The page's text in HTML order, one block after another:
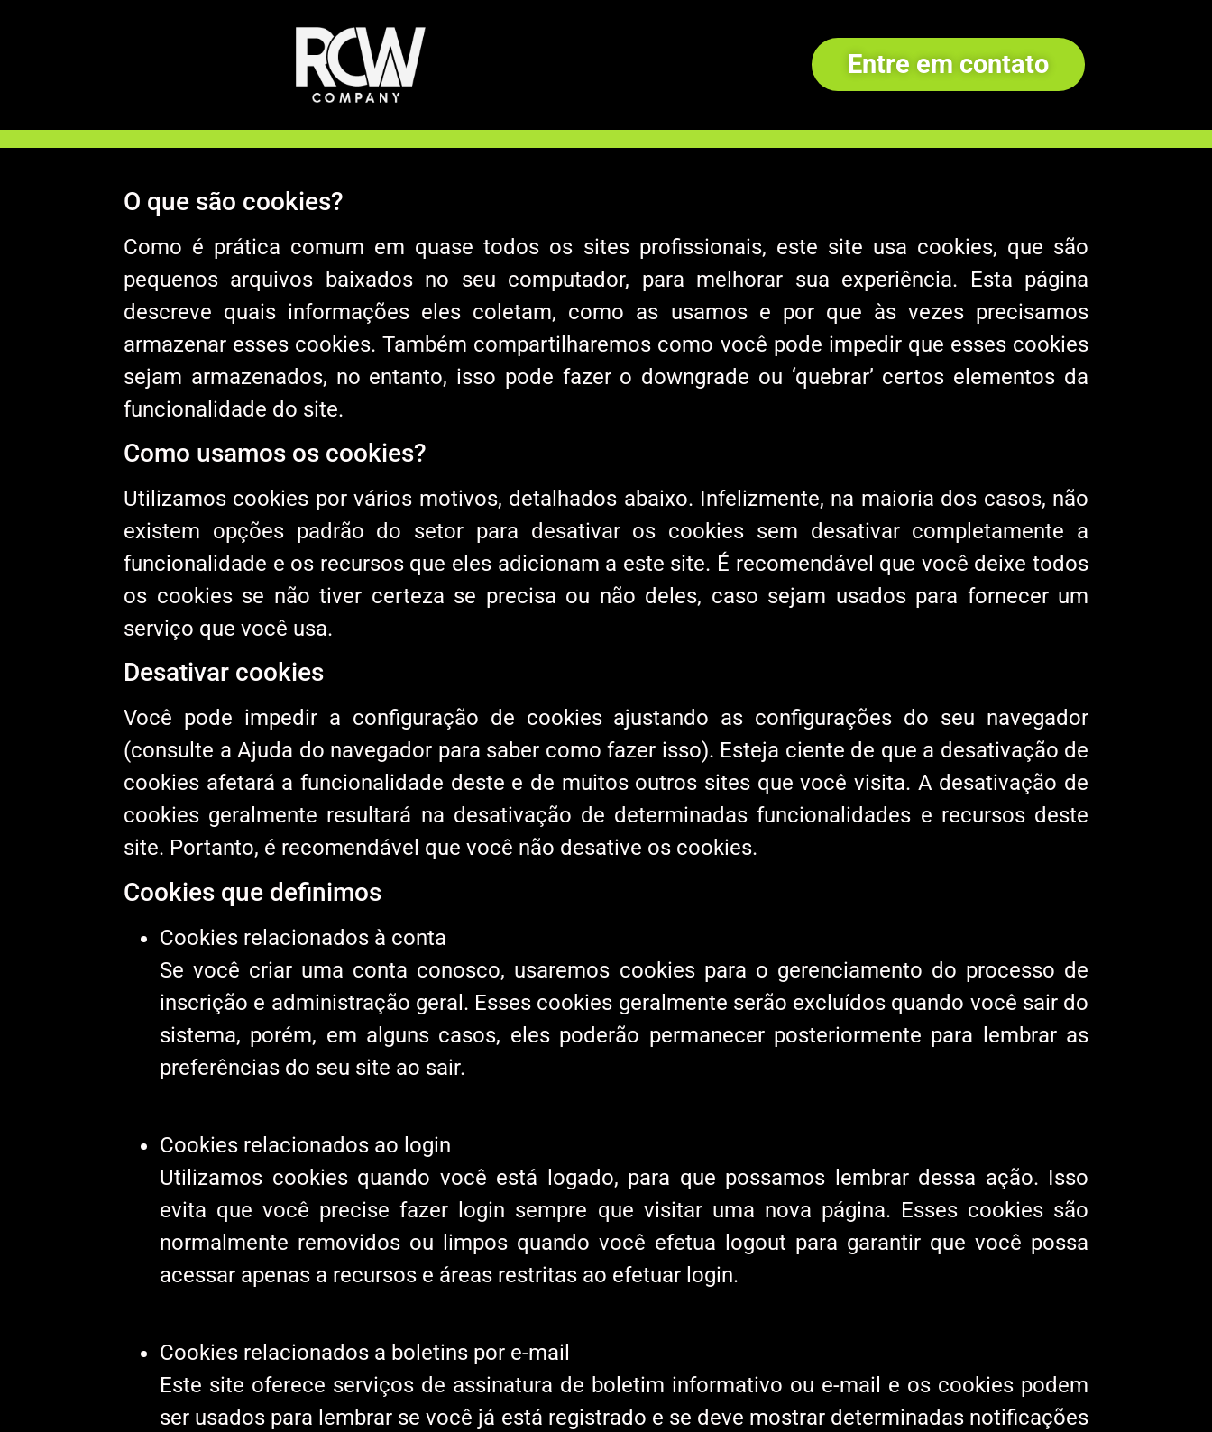
Entre em contato
O que são cookies?
Como é prática comum em quase todos os sites profissionais, este site usa cookies, que são
pequenos arquivos baixados no seu computador, para melhorar sua experiência. Esta página
descreve quais informações eles coletam, como as usamos e por que às vezes precisamos
armazenar esses cookies. Também compartilharemos como você pode impedir que esses cookies
sejam armazenados, no entanto, isso pode fazer o downgrade ou ‘quebrar’ certos elementos da
funcionalidade do site.
Como usamos os cookies?
Utilizamos cookies por vários motivos, detalhados abaixo. Infelizmente, na maioria dos casos, não
existem opções padrão do setor para desativar os cookies sem desativar completamente a
funcionalidade e os recursos que eles adicionam a este site. É recomendável que você deixe todos
os cookies se não tiver certeza se precisa ou não deles, caso sejam usados ​​para fornecer um
serviço que você usa.
Desativar cookies
Você pode impedir a configuração de cookies ajustando as configurações do seu navegador
(consulte a Ajuda do navegador para saber como fazer isso). Esteja ciente de que a desativação de
cookies afetará a funcionalidade deste e de muitos outros sites que você visita. A desativação de
cookies geralmente resultará na desativação de determinadas funcionalidades e recursos deste
site. Portanto, é recomendável que você não desative os cookies.
Cookies que definimos
Cookies relacionados à conta
Se você criar uma conta conosco, usaremos cookies para o gerenciamento do processo de
inscrição e administração geral. Esses cookies geralmente serão excluídos quando você sair do
sistema, porém, em alguns casos, eles poderão permanecer posteriormente para lembrar as
preferências do seu site ao sair.
Cookies relacionados ao login
Utilizamos cookies quando você está logado, para que possamos lembrar dessa ação. Isso
evita que você precise fazer login sempre que visitar uma nova página. Esses cookies são
normalmente removidos ou limpos quando você efetua logout para garantir que você possa
acessar apenas a recursos e áreas restritas ao efetuar login.
Cookies relacionados a boletins por e-mail
Este site oferece serviços de assinatura de boletim informativo ou e-mail e os cookies podem
ser usados ​​para lembrar se você já está registrado e se deve mostrar determinadas notificações